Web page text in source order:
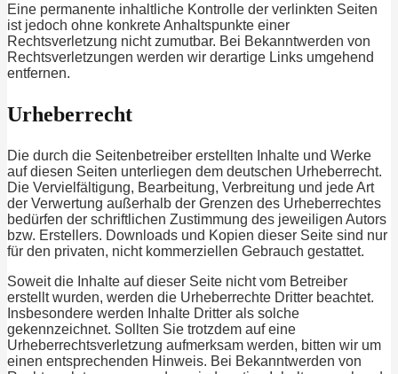
Eine permanente inhaltliche Kontrolle der verlinkten Seiten
ist jedoch ohne konkrete Anhaltspunkte einer
Rechtsverletzung nicht zumutbar. Bei Bekanntwerden von
Rechtsverletzungen werden wir derartige Links umgehend
entfernen.
Urheberrecht
Die durch die Seitenbetreiber erstellten Inhalte und Werke
auf diesen Seiten unterliegen dem deutschen Urheberrecht.
Die Vervielfältigung, Bearbeitung, Verbreitung und jede Art
der Verwertung außerhalb der Grenzen des Urheberrechtes
bedürfen der schriftlichen Zustimmung des jeweiligen Autors
bzw. Erstellers. Downloads und Kopien dieser Seite sind nur
für den privaten, nicht kommerziellen Gebrauch gestattet.
Soweit die Inhalte auf dieser Seite nicht vom Betreiber
erstellt wurden, werden die Urheberrechte Dritter beachtet.
Insbesondere werden Inhalte Dritter als solche
gekennzeichnet. Sollten Sie trotzdem auf eine
Urheberrechtsverletzung aufmerksam werden, bitten wir um
einen entsprechenden Hinweis. Bei Bekanntwerden von